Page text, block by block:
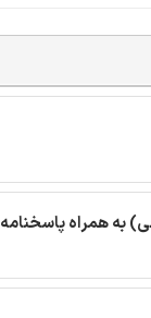
به همراه پاسخنامه